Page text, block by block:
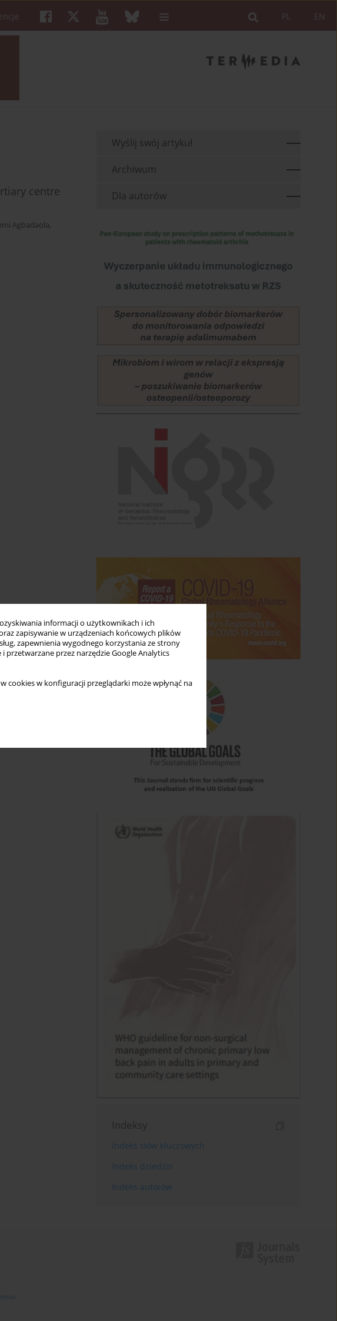
informacji o użytkownikach i ich
zapisywanie w urządzeniach końcowych plików
zapewnienia wygodnego korzystania ze strony
i przetwarzane przez narzędzie Google Analytics
cookies w konfiguracji przeglądarki może wpłynąć na
EN
PL
centre
Agbadaola,
Wyślij swój artykuł
Archiwum
Dla autorów
Indeksy
Indeks słów kluczowych
Indeks dziedzin
Indeks autorów